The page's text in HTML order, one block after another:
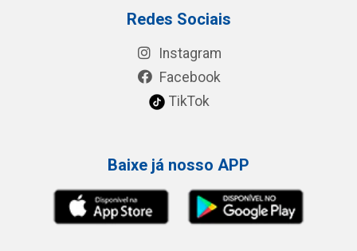
Redes Sociais
Instagram
Facebook
TikTok
Baixe já nosso APP